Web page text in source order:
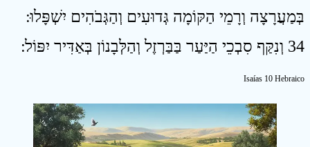
בְּמַעֲרָצָה וְרָמֵי הַקּוֹמָה גְּדוּעִים וְהַגְּבֹהִים יִשְׁפָּלוּ ׃
34 וְנִקַּף סִבְכֵי הַיַּעַר בַּבַּרְזֶל וְהַלְּבָנוֹן בְּאַדִּיר יִפּוֹל ׃
Isaías 10 Hebraico